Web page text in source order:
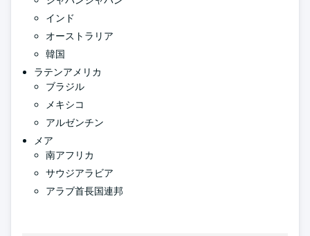
インド
オーストラリア
韓国
ラテンアメリカ
ブラジル
メキシコ
アルゼンチン
メア
南アフリカ
サウジアラビア
アラブ首長国連邦